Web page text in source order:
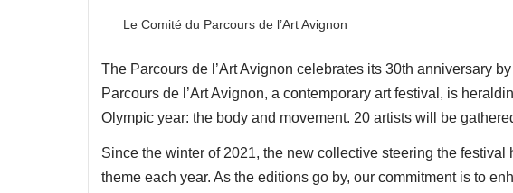
Le Comité du Parcours de l’Art Avignon
The Parcours de l’Art Avignon celebrates its 30th anniversary
Parcours de l’Art Avignon, a contemporary art festival, is
Olympic year: the body and movement. 20 artists will be
Since the winter of 2021, the new collective steering the
theme each year. As the editions go by, our commitment is to